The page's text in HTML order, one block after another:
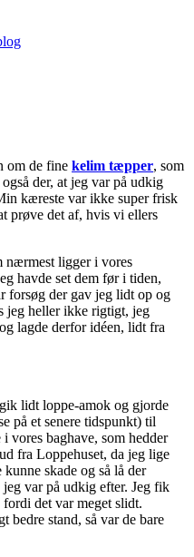
om de fine kelim tæpper, som
der, at jeg var på udkig
kæreste var ikke super frisk
prøve det af, hvis vi ellers
nærmest ligger i vores
havde set dem før i tiden,
forsøg der gav jeg lidt op og
jeg heller ikke rigtigt, jeg
lagde derfor idéen, lidt fra
lidt loppe-amok og gjorde
på et senere tidspunkt) til
i vores baghave, som hedder
fra Loppehuset, da jeg lige
skade og så lå der
var på udkig efter. Jeg fik
det var meget slidt.
bedre stand, så var de bare